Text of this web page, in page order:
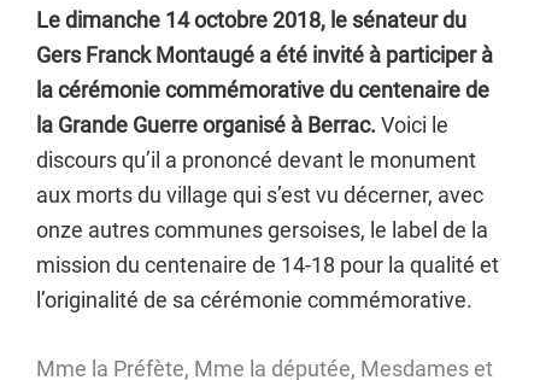
Le dimanche 14 octobre 2018, le sénateur du
Gers Franck Montaugé a été invité à participer à
la cérémonie commémorative du centenaire de
la Grande Guerre organisé à Berrac. Voici le
discours qu’il a prononcé devant le monument
aux morts du village qui s’est vu décerner, avec
onze autres communes gersoises, le label de la
mission du centenaire de 14-18 pour la qualité et
l’originalité de sa cérémonie commémorative.
Mme la Préfète, Mme la députée, Mesdames et